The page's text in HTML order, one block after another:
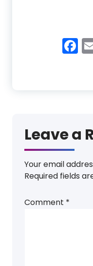
Leave a
Your email
Required fields
Comment *